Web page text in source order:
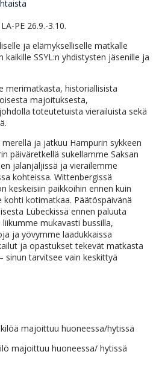
PE 26.9.-3.10.
ja elämykselliselle matkalle
SSYL:n yhdistysten jäsenille ja
merimatkasta, historiallisista
majoituksesta,
toteutetuista vierailuista sekä
ja jatkuu Hampurin sykkeen
päiväretkellä sukellamme Saksan
jalanjäljissä ja vierailemme
kohteissa. Wittenbergissä
keskeisiin paikkoihin ennen kuin
kotimatkaa. Päätöspäivänä
Lübeckissä ennen paluuta
mukavasti bussilla,
ja yövymme laadukkaissa
ja opastukset tekevät matkasta
sinun tarvitsee vain keskittyä
majoittuu huoneessa/hytissä
majoittuu huoneessa/ hytissä